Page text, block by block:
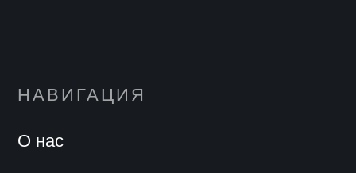
НАВИГАЦИЯ
О нас